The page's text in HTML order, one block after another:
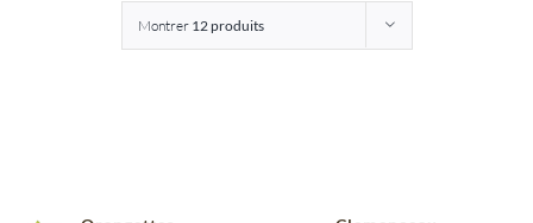
Montrer 12 produits